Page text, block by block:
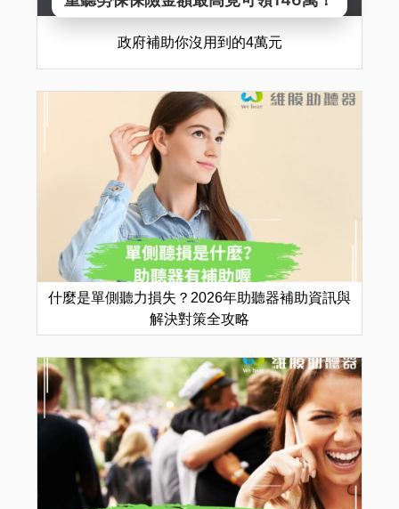
政府補助你沒用到的4萬元
什麼是單側聽力損失？2026年助聽器補助資訊與
解決對策全攻略